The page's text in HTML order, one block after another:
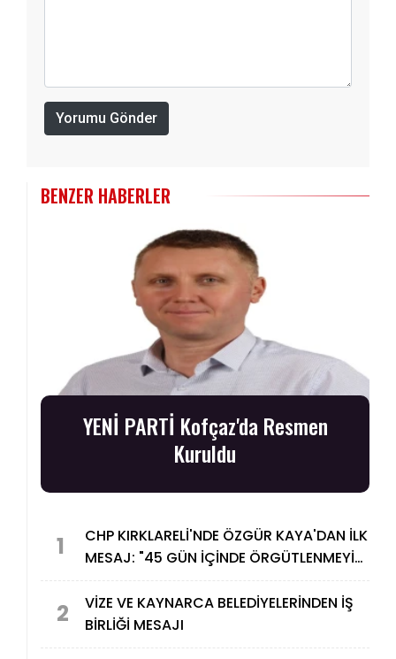
Yorumu Gönder
BENZER HABERLER
YENİ PARTİ Kofçaz'da Resmen
Kuruldu
1
CHP KIRKLARELİ'NDE ÖZGÜR KAYA'DAN İLK
MESAJ: "45 GÜN İÇİNDE ÖRGÜTLENMEYİ
2
VİZE VE KAYNARCA BELEDİYELERİNDEN İŞ
BİRLİĞİ MESAJI